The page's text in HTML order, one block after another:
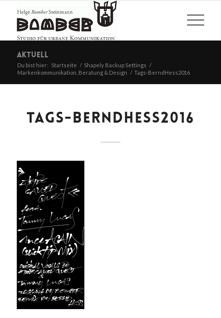
Aktuell
Du bist hier: Startseite / Shapely Backup Settings /
Markenkommunikation, Beratung & Design / Tags-BerndHess2016
TAGS-BERNDHESS2016